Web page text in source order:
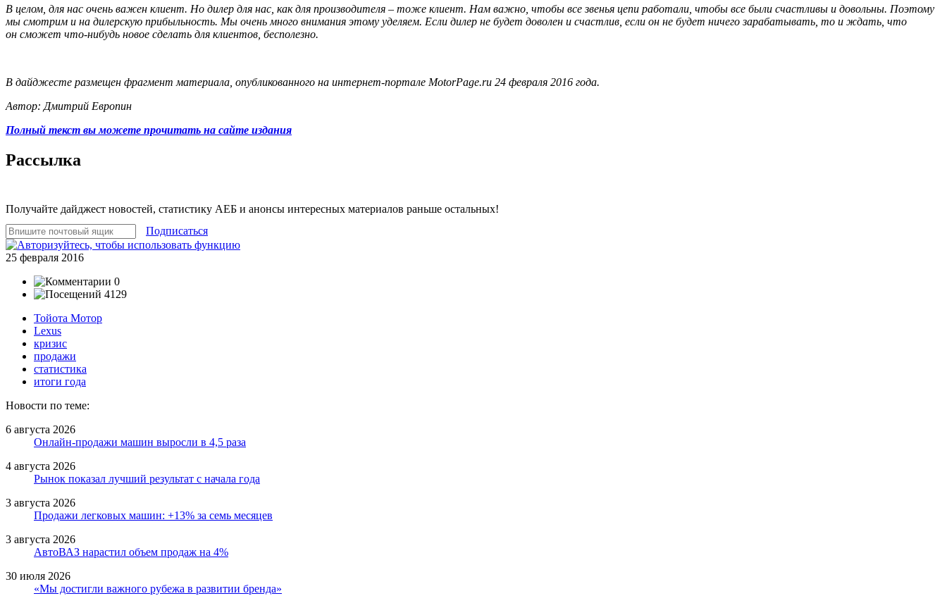
В целом, для нас очень важен клиент. Но дилер для нас, как для производителя – тоже клиент. Нам важно, чтобы все звенья цепи работали, чтобы все были счастливы и довольны. Поэтому
мы смотрим и на дилерскую прибыльность. Мы очень много внимания этому уделяем. Если дилер не будет доволен и счастлив, если он не будет ничего зарабатывать, то и ждать, что
он сможет что-нибудь новое сделать для клиентов, бесполезно.
В дайджесте размещен фрагмент материала, опубликованного на интернет-портале MotorPage.ru 24 февраля 2016 года.
Автор: Дмитрий Европин
Полный текст вы можете прочитать на сайте издания
Рассылка
Получайте дайджест новостей, статистику АЕБ и анонсы интересных материалов раньше остальных!
Подписаться
25 февраля 2016
0
4129
Тойота Мотор
Lexus
кризис
продажи
статистика
итоги года
Новости по теме:
6 августа 2026
Онлайн-продажи машин выросли в 4,5 раза
4 августа 2026
Рынок показал лучший результат с начала года
3 августа 2026
Продажи легковых машин: +13% за семь месяцев
3 августа 2026
АвтоВАЗ нарастил объем продаж на 4%
30 июля 2026
«Мы достигли важного рубежа в развитии бренда»